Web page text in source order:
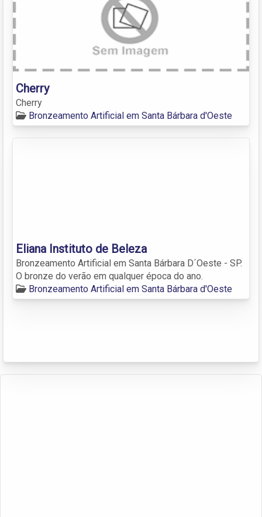
Cherry
Cherry
Bronzeamento Artificial em Santa Bárbara d'Oeste
Eliana Instituto de Beleza
Bronzeamento Artificial em Santa Bárbara D´Oeste - SP.
O bronze do verão em qualquer época do ano.
Bronzeamento Artificial em Santa Bárbara d'Oeste